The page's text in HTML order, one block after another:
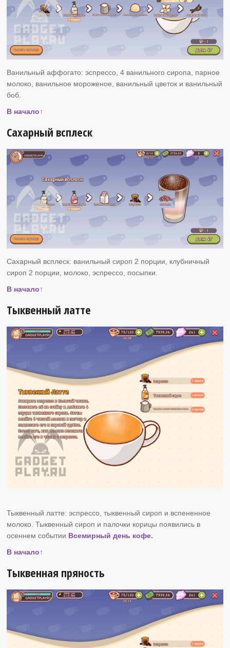
Ванильный аффогато: эспрессо, 4 ванильного сиропа, парное
молоко, ванильное мороженое, ванильный цветок и ванильный
боб.
В начало↑
Сахарный всплеск
Сахарный всплеск: ванильный сироп 2 порции, клубничный
сироп 2 порции, молоко, эспрессо, посыпки.
В начало↑
Тыквенный латте
Тыквенный латте: эспрессо, тыквенный сироп и вспененное
молоко. Тыквенный сироп и палочки корицы появились в
осеннем событии Всемирный день кофе.
В начало↑
Тыквенная пряность